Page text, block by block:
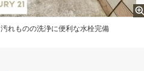
汚れものの洗浄に便利な水栓完備